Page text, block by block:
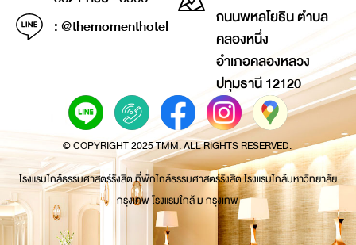
: @themomenthotel
ถนนพหลโยธิน ตำบล
คลองหนึ่ง
อำเภอคลองหลวง
ปทุมธานี 12120
© COPYRIGHT 2025 TMM. ALL RIGHTS RESERVED.
โรงแรมใกล้ธรรมศาสตร์รังสิต ที่พักใกล้ธรรมศาสตร์รังสิต โรงแรมใกล้มหาวิทยาลัย
กรุงเทพ โรงแรมใกล้ ม กรุงเทพ